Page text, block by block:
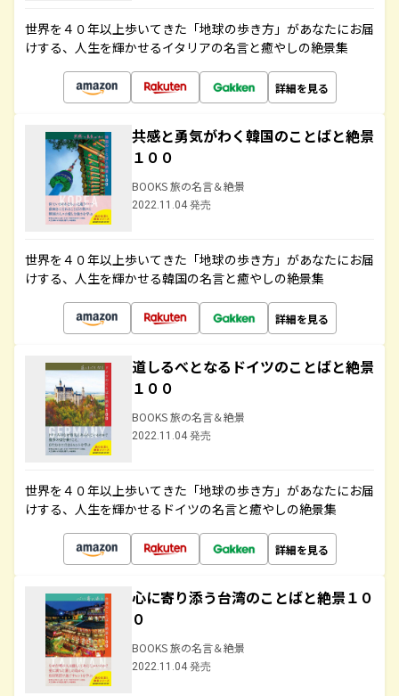
世界を４０年以上歩いてきた「地球の歩き方」があなたにお届
けする、人生を輝かせるイタリアの名言と癒やしの絶景集
詳細を見る
共感と勇気がわく韓国のことばと絶景
１００
BOOKS 旅の名言＆絶景
2022.11.04 発売
世界を４０年以上歩いてきた「地球の歩き方」があなたにお届
けする、人生を輝かせる韓国の名言と癒やしの絶景集
詳細を見る
道しるべとなるドイツのことばと絶景
１００
BOOKS 旅の名言＆絶景
2022.11.04 発売
世界を４０年以上歩いてきた「地球の歩き方」があなたにお届
けする、人生を輝かせるドイツの名言と癒やしの絶景集
詳細を見る
心に寄り添う台湾のことばと絶景１０
０
BOOKS 旅の名言＆絶景
2022.11.04 発売